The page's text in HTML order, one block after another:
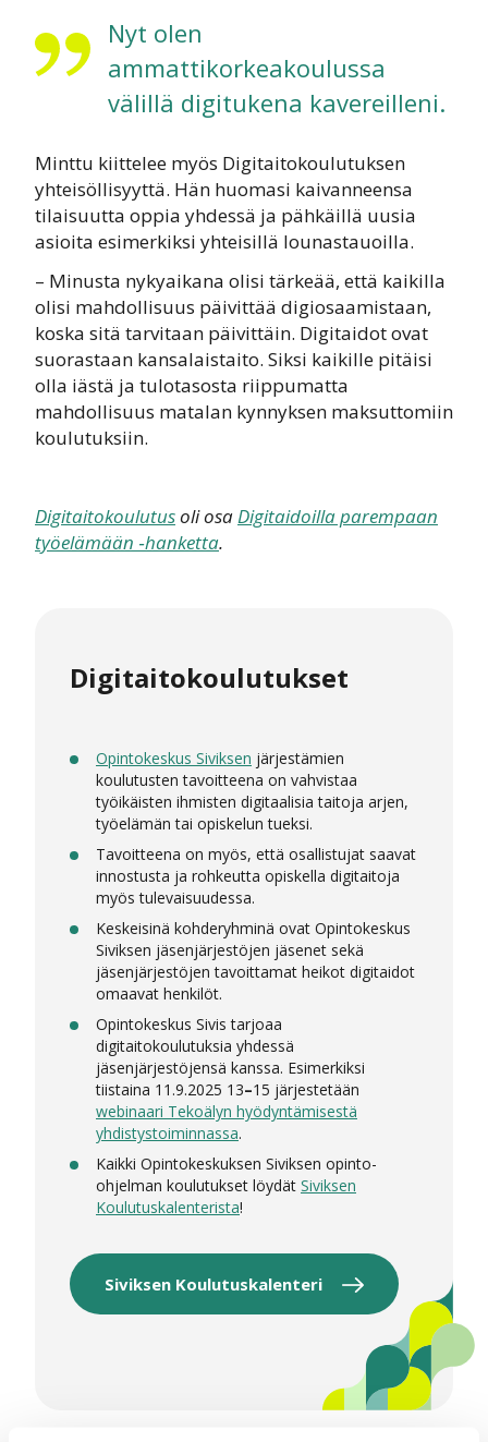
Nyt olen
ammattikorkeakoulussa
välillä digitukena kavereilleni.
Minttu kiittelee myös Digitaitokoulutuksen
yhteisöllisyyttä. Hän huomasi kaivanneensa
tilaisuutta oppia yhdessä ja pähkäillä uusia
asioita esimerkiksi yhteisillä lounastauoilla.
– Minusta nykyaikana olisi tärkeää, että kaikilla
olisi mahdollisuus päivittää digiosaamistaan,
koska sitä tarvitaan päivittäin. Digitaidot ovat
suorastaan kansalaistaito. Siksi kaikille pitäisi
olla iästä ja tulotasosta riippumatta
mahdollisuus matalan kynnyksen maksuttomiin
koulutuksiin.
Digitaitokoulutusoli osaDigitaidoilla parempaan
työelämään ‑hanketta.
Digitaitokoulutukset
Opintokeskus Siviksen järjestämien
koulutusten tavoitteena on vahvistaa
työikäisten ihmisten digitaalisia taitoja arjen,
työelämän tai opiskelun tueksi.
Tavoitteena on myös, että osallistujat saavat
innostusta ja rohkeutta opiskella digitaitoja
myös tulevaisuudessa.
Keskeisinä kohderyhminä ovat Opintokeskus
Siviksen jäsenjärjestöjen jäsenet sekä
jäsenjärjestöjen tavoittamat heikot digitaidot
omaavat henkilöt.
Opintokeskus Sivis tarjoaa
digitaitokoulutuksia yhdessä
jäsenjärjestöjensä kanssa. Esimerkiksi
tiistaina 11.9.2025 13–15 järjestetään
webinaari Tekoälyn hyödyntämisestä
yhdistystoiminnassa.
Kaikki Opintokeskuksen Siviksen opinto-
ohjelman koulutukset löydät Siviksen
Koulutuskalenterista!
Siviksen Koulutuskalenteri